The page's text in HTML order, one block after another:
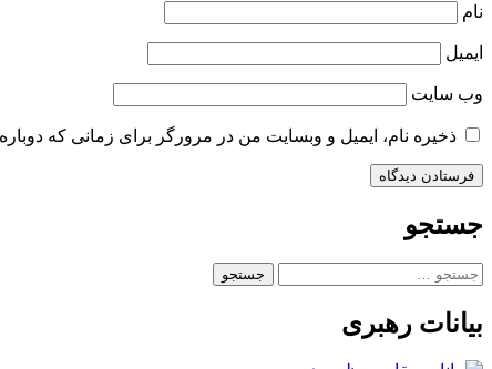
نام
ایمیل
وب‌ سایت
ذخیره نام، ایمیل و وبسایت من در مرورگر برای زمانی که
جستجو
جستجو
بیانات رهبری